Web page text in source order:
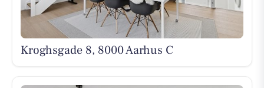
Kroghsgade 8, 8000 Aarhus C